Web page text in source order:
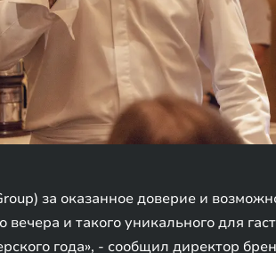
за оказанное доверие и
вечера и такого уникального для
года», - сообщил директор